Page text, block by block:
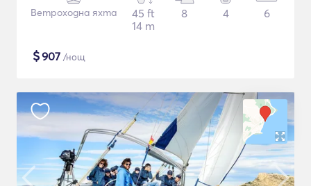
Ветроходна яхта
45 ft
14 m
8 4 6
$907 /нощ